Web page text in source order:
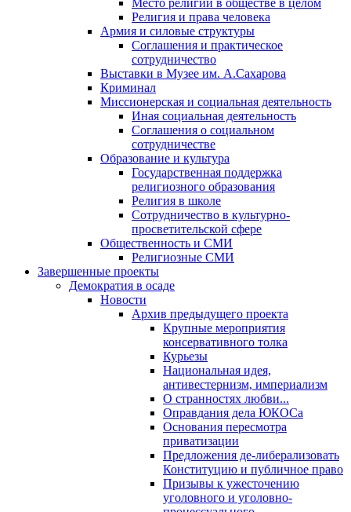
Место религии в обществе в целом
Религия и права человека
Армия и силовые структуры
Соглашения и практическое
сотрудничество
Выставки в Музее им. А.Сахарова
Криминал
Миссионерская и социальная деятельность
Иная социальная деятельность
Соглашения о социальном
сотрудничестве
Образование и культура
Государственная поддержка
религиозного образования
Религия в школе
Сотрудничество в культурно-
просветительской сфере
Общественность и СМИ
Религиозные СМИ
Завершенные проекты
Демократия в осаде
Новости
Архив предыдущего проекта
Крупные мероприятия
консервативного толка
Курьезы
Национальная идея,
антивестернизм, империализм
О странностях любви...
Оправдания дела ЮКОСа
Основания пересмотра
приватизации
Предложения де-либерализовать
Конституцию и публичное право
Призывы к ужесточению
уголовного и уголовно-